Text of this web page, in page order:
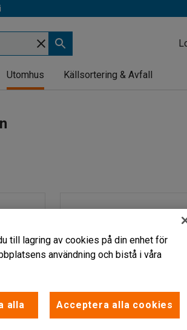
Utomhus Källsortering & Avfall
till lagring av cookies på din enhet för
användning och bistå i våra
alla Acceptera alla cookies